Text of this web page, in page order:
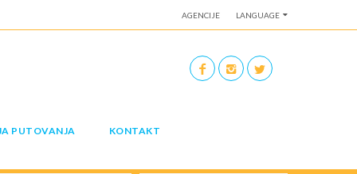
AGENCIJE LANGUAGE
PUTOVANJA KONTAKT